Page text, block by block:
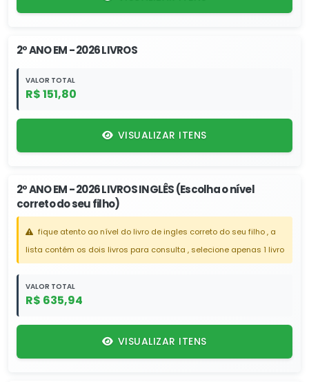
2º ANO EM - 2026 LIVROS
VALOR TOTAL
R$ 151,80
VISUALIZAR ITENS
2º ANO EM - 2026 LIVROS INGLÊS (Escolha o nível
correto do seu filho)
fique atento ao nível do livro de ingles correto do seu filho , a
lista contém os dois livros para consulta , selecione apenas 1 livro
VALOR TOTAL
R$ 635,94
VISUALIZAR ITENS